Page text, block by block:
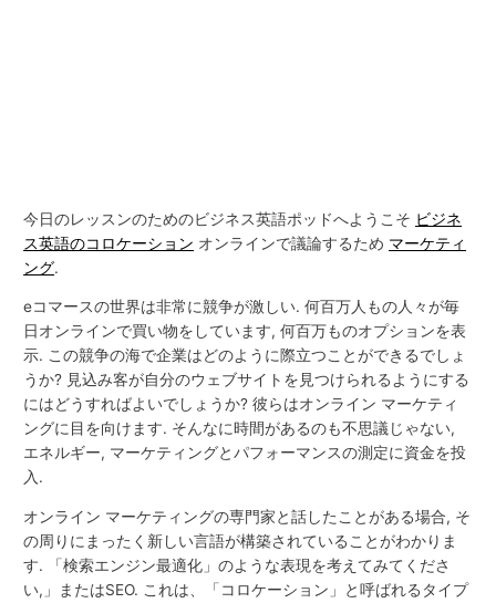
今日のレッスンのためのビジネス英語ポッドへようこそ ビジネ
ス英語のコロケーション オンラインで議論するため マーケティ
ング.
eコマースの世界は非常に競争が激しい. 何百万人もの人々が毎
日オンラインで買い物をしています, 何百万ものオプションを表
示. この競争の海で企業はどのように際立つことができるでしょ
うか? 見込み客が自分のウェブサイトを見つけられるようにする
にはどうすればよいでしょうか? 彼らはオンライン マーケティ
ングに目を向けます. そんなに時間があるのも不思議じゃない,
エネルギー, マーケティングとパフォーマンスの測定に資金を投
入.
オンライン マーケティングの専門家と話したことがある場合, そ
の周りにまったく新しい言語が構築されていることがわかりま
す. 「検索エンジン最適化」のような表現を考えてみてくださ
い,」またはSEO. これは、「コロケーション」と呼ばれるタイプ